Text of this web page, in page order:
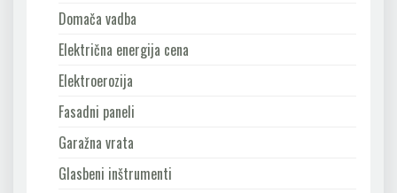
Domača vadba
Električna energija cena
Elektroerozija
Fasadni paneli
Garažna vrata
Glasbeni inštrumenti